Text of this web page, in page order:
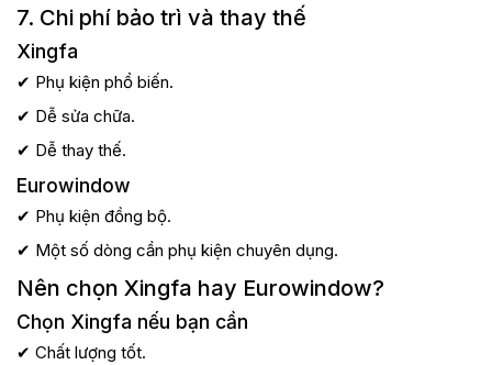
7. Chi phí bảo trì và thay thế
Xingfa
✔ Phụ kiện phổ biến.
✔ Dễ sửa chữa.
✔ Dễ thay thế.
Eurowindow
✔ Phụ kiện đồng bộ.
✔ Một số dòng cần phụ kiện chuyên dụng.
Nên chọn Xingfa hay Eurowindow?
Chọn Xingfa nếu bạn cần
✔ Chất lượng tốt.